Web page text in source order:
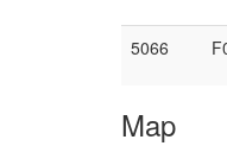
5066
Map